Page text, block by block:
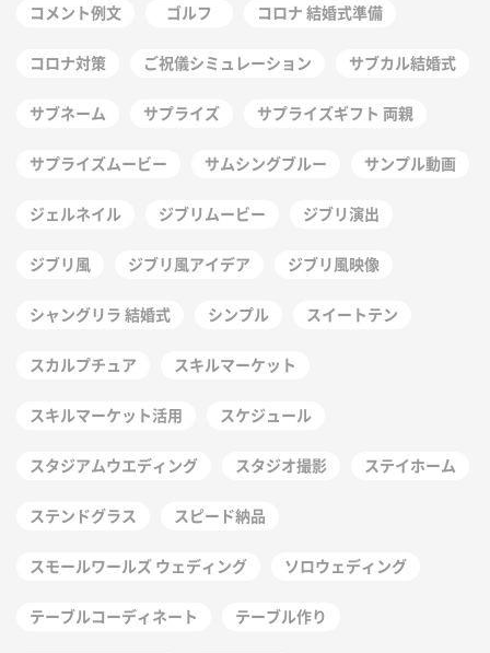
コメント例文 ゴルフ コロナ 結婚式準備
コロナ対策 ご祝儀シミュレーション サブカル結婚式
サブネーム サプライズ サプライズギフト 両親
サプライズムービー サムシングブルー サンプル動画
ジェルネイル ジブリムービー ジブリ演出
ジブリ風 ジブリ風アイデア ジブリ風映像
シャングリラ 結婚式 シンプル スイートテン
スカルプチュア スキルマーケット
スキルマーケット活用 スケジュール
スタジアムウエディング スタジオ撮影 ステイホーム
ステンドグラス スピード納品
スモールワールズ ウェディング ソロウェディング
テーブルコーディネート テーブル作り